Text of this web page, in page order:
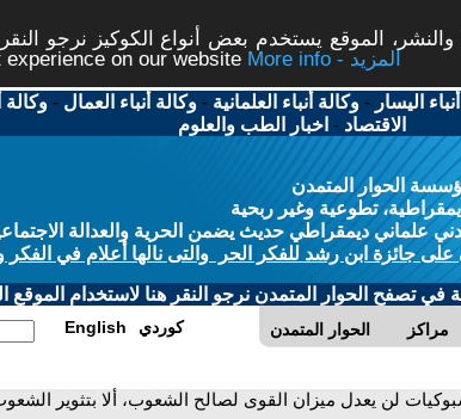
الموقع يستخدم بعض أنواع الكوكيز نرجو
on our website
More info - المزيد
اليسار -وكالة أنباء العلمانية -وكالة أنباء العمال -وكالة
الاقتصاد - اخبار الطب والعلوم
الحوار المتمدن
تطوعية وغير ربحية
علماني ديمقراطي حديث يضمن الحرية والعدالة
على جائزة ابن رشد للفكر الحر والتى نالها أعلام في الفكر
في تصفح الحوار المتمدن نرجو النقر هنا لاستخدام الموقع
الحوار المتمدن مراكز English كوردي
لن يعدل ميزان القوى لصالح الشعوب، ألا بتثوير